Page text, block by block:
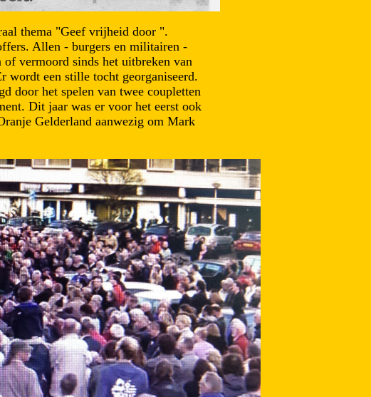
thema "Geef vrijheid door ".
Allen - burgers en militairen -
vermoord sinds het uitbreken van
wordt een stille tocht georganiseerd.
door het spelen van twee coupletten
Dit jaar was er voor het eerst ook
Gelderland aanwezig om Mark